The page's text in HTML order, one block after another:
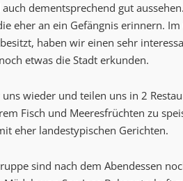
dementsprechend gut
eher an ein Gefängnis erinnern. Im
haben wir einen sehr
etwas die Stadt erkunden.
wieder und teilen uns in 2
Fisch und Meeresfrüchten zu
eher landestypischen Gerichten.
sind nach dem Abendessen